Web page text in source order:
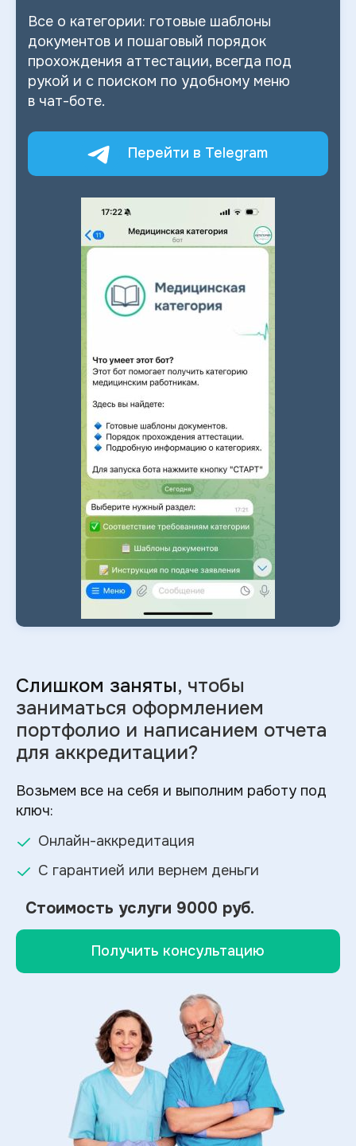
Все о категории: готовые шаблоны
документов и пошаговый порядок
прохождения аттестации, всегда под
рукой и с поиском по удобному меню
в чат-боте.
Перейти в Telegram
Слишком заняты, чтобы
заниматься оформлением
портфолио и написанием отчета
для аккредитации?
Возьмем все на себя и выполним работу под
ключ:
Онлайн-аккредитация
С гарантией или вернем деньги
Стоимость услуги 9000 руб.
Получить консультацию